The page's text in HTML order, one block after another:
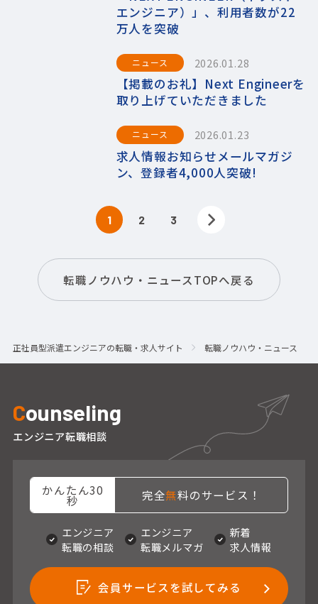
エンジニア）」、利用者数が22
万人を突破
ニュース 2026.01.28
【掲載のお礼】Next Engineerを
取り上げていただきました
ニュース 2026.01.23
求人情報お知らせメールマガジ
ン、登録者4,000人突破!
1 2 3
転職ノウハウ・ニュースTOPへ戻る
正社員型派遣エンジニアの転職・求人サイト 転職ノウハウ・ニュース
Counseling
エンジニア転職相談
かんたん30
秒 完全無料のサービス！
エンジニア
転職の相談
エンジニア
転職メルマガ
新着
求人情報
会員サービスを試してみる